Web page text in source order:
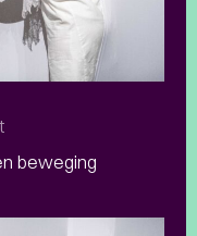
beweging